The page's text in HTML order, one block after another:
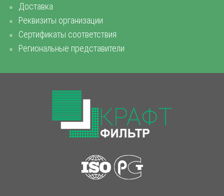
Доставка
Реквизиты организации
Сертификаты соответствия
Региональные представители